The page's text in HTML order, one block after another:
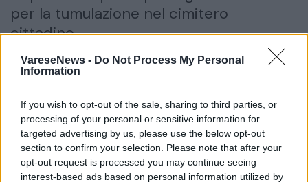
VareseNews - Do Not Process My Personal
Information
If you wish to opt-out of the sale, sharing to third parties, or
processing of your personal or sensitive information for
targeted advertising by us, please use the below opt-out
section to confirm your selection. Please note that after your
opt-out request is processed you may continue seeing
interest-based ads based on personal information utilized by
per la tumulazione nel cimitero
cittadino.
La cara Virginia riposa presso la Casa
Funeraria BROGGINI
Caronno Varesino- via Piave 52H orari
visite dalle ore 9 – 12.30 / 14.30 – 18.30
Si ringraziano anticipatamente quanti
interverranno alle esequie.